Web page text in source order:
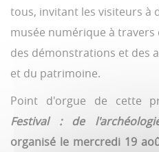
tous, invitant les visiteurs à
musée numérique à travers
des démonstrations et des
et du patrimoine.
Point d'orgue de cette
Festival : de
organisé le mercredi 19